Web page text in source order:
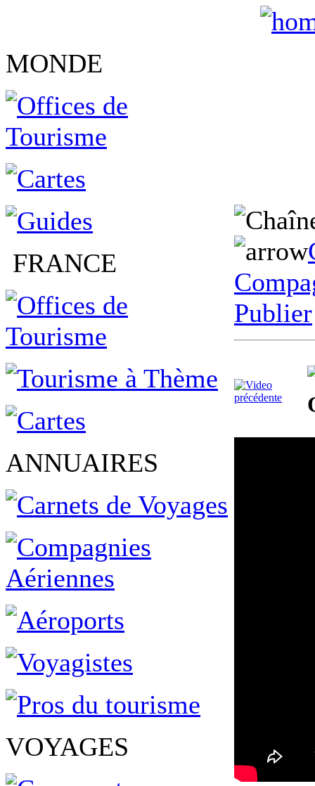
MONDE
FRANCE
ANNUAIRES
VOYAGES
Publier